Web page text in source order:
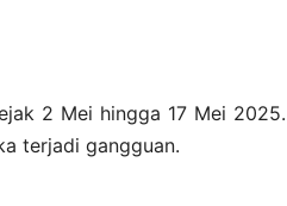
2 Mei hingga 17 Mei 2025.
terjadi gangguan.